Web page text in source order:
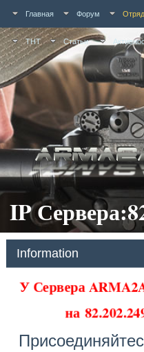
Главная Форум
ТНТ Статьи
IP
Information
У Сервера
на